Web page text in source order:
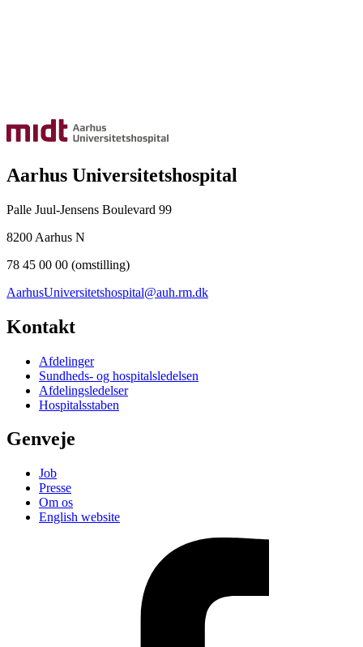
Aarhus Universitetshospital
Palle Juul-Jensens Boulevard 99
8200 Aarhus N
78 45 00 00 (omstilling)
AarhusUniversitetshospital@auh.rm.dk
Kontakt
Afdelinger
Sundheds- og hospitalsledelsen
Afdelingsledelser
Hospitalsstaben
Genveje
Job
Presse
Om os
English website